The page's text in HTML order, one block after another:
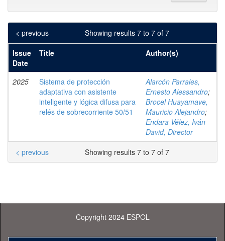
Showing results 7 to 7 of 7
< previous
Issue
Date
Title Author(s)
2025
Sistema de protección
adaptativa con asistente
inteligente y lógica difusa para
relés de sobrecorriente 50/51
Alarcón Parrales,
Ernesto Alessandro;
Brocel Huayamave,
Mauricio Alejandro;
Endara Vélez, Iván
David, Director
Showing results 7 to 7 of 7
< previous
Copyright 2024 ESPOL